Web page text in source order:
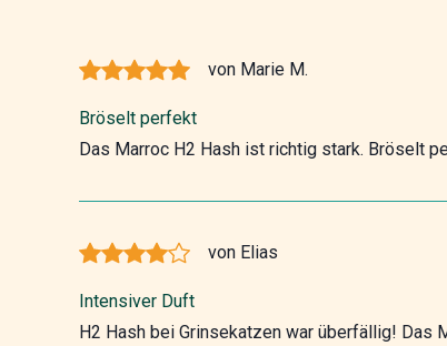
von Marie M.
Bröselt perfekt
Das Marroc H2 Hash ist richtig stark. Bröselt
von Elias
Intensiver Duft
H2 Hash bei Grinsekatzen war überfällig! Das